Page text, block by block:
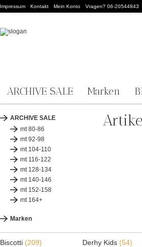
Impressum Kontakt Mein Konto Vragen? 06-20544843
ARCHIVE SALE Marken
ARCHIVE SALE
mt 80-86
mt 92-98
mt 104-110
mt 116-122
mt 128-134
mt 140-146
mt 152-158
mt 164+
Marken
Biscotti (209)
Derhy Kids (54)